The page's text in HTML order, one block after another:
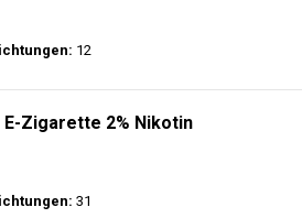
12
E-Zigarette 2% Nikotin
31